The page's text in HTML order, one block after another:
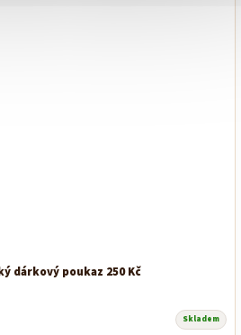
dárkový poukaz 250 Kč
Skladem